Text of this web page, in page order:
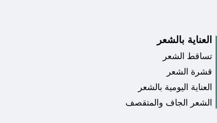
العناية بالشعر
تساقط الشعر
قشرة الشعر
العناية اليومية بالشعر
الشعر الجاف والمتقصف